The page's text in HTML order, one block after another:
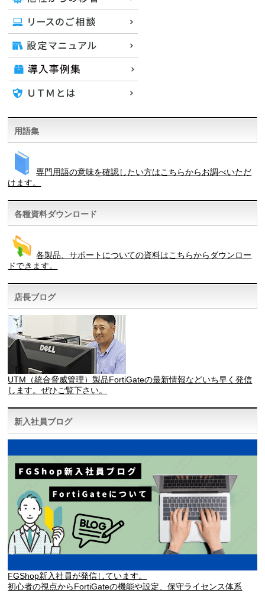
用語集
専門用語の意味を確認したい方はこちらからお調べいただ
けます。
各種資料ダウンロード
各製品、サポートについての資料はこちらからダウンロー
ドできます。
店長ブログ
UTM（統合脅威管理）製品FortiGateの最新情報などいち早く発信
します。ぜひご覧下さい。
新入社員ブログ
FGShop新入社員が発信しています。
初心者の視点からFortiGateの機能や設定、保守ライセンス体系